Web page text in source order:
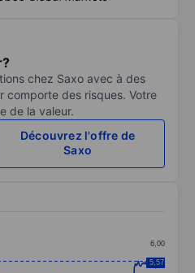
chez Saxo avec à des
comporte des risques. Votre
de la valeur.
Découvrez l'offre de
Saxo
points.
5,50
6,00
5,57